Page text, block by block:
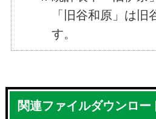
「旧谷和原」は旧
す。
関連ファイルダウンロー